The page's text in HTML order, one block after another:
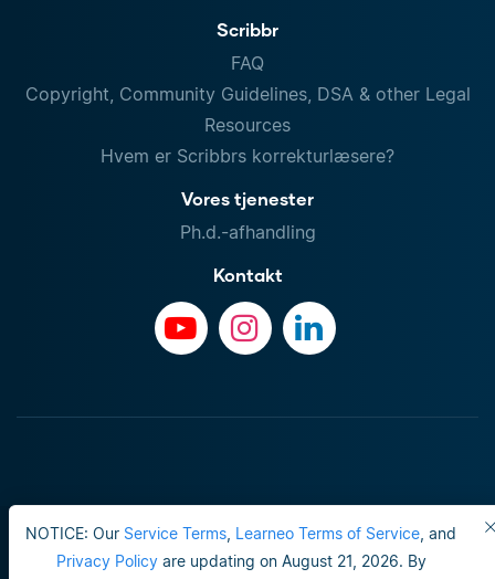
NOTICE: Our Service Terms Learneo Terms of Service , and
Privacy Policyare updating on August 21, 2026. By
Scribbr
FAQ
Copyright, Community Guidelines, DSA & other Legal
Resources
Hvem er Scribbrs korrekturlæsere?
Vores tjenester
Ph.d.-afhandling
Kontakt